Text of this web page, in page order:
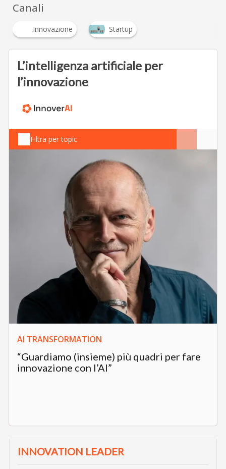
Canali
Innovazione Startup
L’intelligenza artificiale per
l’innovazione
Filtra per topic
AI TRANSFORMATION
“Guardiamo (insieme) più quadri per fare
innovazione con l’AI”
INNOVATION LEADER